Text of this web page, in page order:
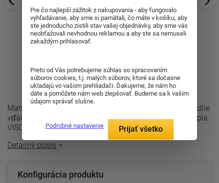
Matrace zo PUR peny Antigona zaisťuje extrémne pohodlie
vďaka flexibilnej VISCOR pene. Pôsobením telesného tepla
VISCOR pena (lenivá pena) ...
Detailný popis
Konfigurácia produktu
Pre čo najlepší zážitok z nakupovania - aby fungovalo
vyhľadávanie, aby sme si pamätali, čo máte v košíku, aby
ste jednoducho zistili stav vašej objednávky, aby sme vás
neobťažovali nevhodnou reklamou a aby ste sa nemuseli
zakaždým prihlasovať.
Preto od Vás potrebujeme súhlas so spracovaním
súborov cookies, t.j. malých súborov, ktoré sa dočasne
ukladajú vo vašom prehliadači. Ďakujeme, že nám ho
dáte a pomôžete nám web zlepšovať. Budeme sa k vašim
údajom správať slušne.
Podrobné nastavenie Prijať všetko